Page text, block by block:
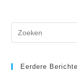
Eerdere